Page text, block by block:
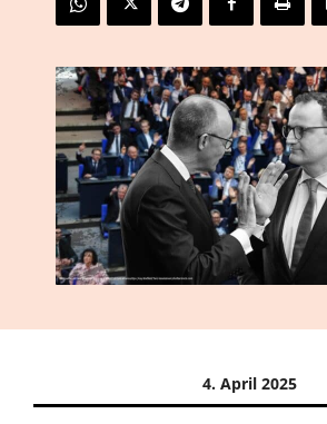
4. April 2025